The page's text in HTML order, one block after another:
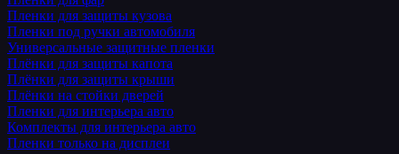
Пленки для защиты кузова
Пленки под ручки автомобиля
Универсальные защитные пленки
Плёнки для защиты капота
Плёнки для защиты крыши
Плёнки на стойки дверей
Пленки для интерьера авто
Комплекты для интерьера авто
Пленки только на дисплеи